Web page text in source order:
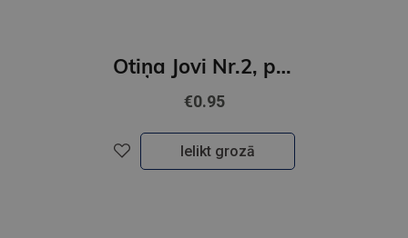
Otiņa Jovi Nr.2, ponija, apaļa
€0.95
Ielikt grozā